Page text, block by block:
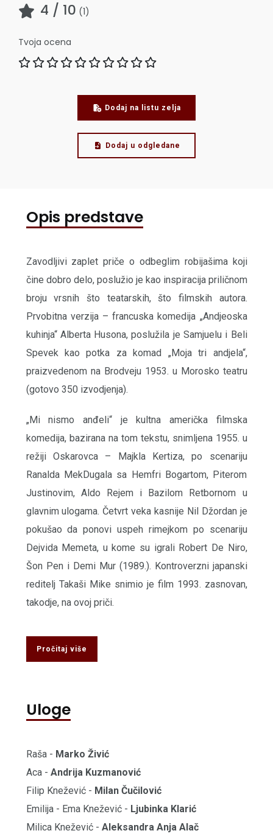
4 / 10 (1)
Tvoja ocena
Dodaj na listu zelja
Dodaj u odgledane
Opis predstave
Zavodlјivi zaplet priče o odbeglim robijašima koji
čine dobro delo, poslužio je kao inspiracija priličnom
broju vrsnih što teatarskih, što filmskih autora.
Prvobitna verzija – francuska komedija „Andjeoska
kuhinja“ Alberta Husona, poslužila je Samjuelu i Beli
Spevek kao potka za komad „Moja tri andjela“,
praizvedenom na Brodveju 1953. u Morosko teatru
(gotovo 350 izvodjenja).
„Mi nismo anđeli“ je kultna američka filmska
komedija, bazirana na tom tekstu, snimlјena 1955. u
režiji Oskarovca – Majkla Kertiza, po scenariju
Ranalda MekDugala sa Hemfri Bogartom, Piterom
Justinovim, Aldo Rejem i Bazilom Retbornom u
glavnim ulogama. Četvrt veka kasnije Nil Džordan je
pokušao da ponovi uspeh rimejkom po scenariju
Dejvida Memeta, u kome su igrali Robert De Niro,
Šon Pen i Demi Mur (1989.). Kontroverzni japanski
reditelј Takaši Mike snimio je film 1993. zasnovan,
takodje, na ovoj priči.
Pročitaj više
Uloge
Raša - Marko Živić
Aca - Andrija Kuzmanović
Filip Knežević - Milan Čučilović
Emilija - Ema Knežević - Ljubinka Klarić
Milica Knežević - Aleksandra Anja Alač